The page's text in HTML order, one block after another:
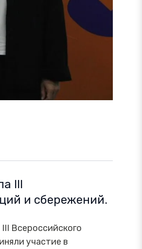
III
и сбережений.
Всероссийского
участие в